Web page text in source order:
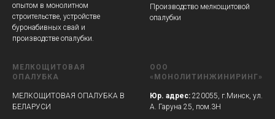
опытом в монолитном
строительстве, устройстве
буронабивных свай и
производстве опалубки.
Производство мелкощитовой
опалубки
МЕЛКОЩИТОВАЯ
ОПАЛУБКА
МЕЛКОЩИТОВАЯ ОПАЛУБКА В
БЕЛАРУСИ
ООО
«МОНОЛИТИНЖИНИРИНГ»
Юр. адрес: 220055, г.Минск, ул.
А. Гаруна 25, пом.3Н